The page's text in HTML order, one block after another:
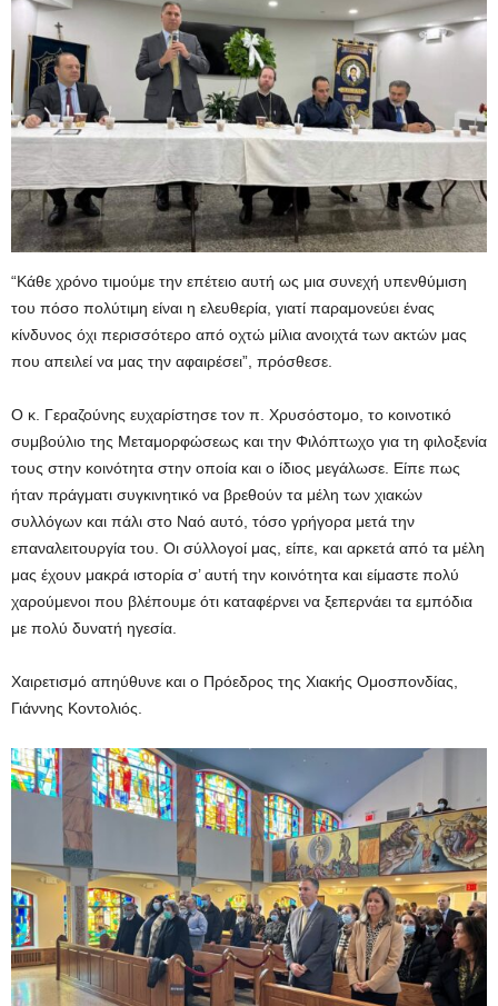
“Κάθε χρόνο τιμούμε την επέτειο αυτή ως μια συνεχή υπενθύμιση
του πόσο πολύτιμη είναι η ελευθερία, γιατί παραμονεύει ένας
κίνδυνος όχι περισσότερο από οχτώ μίλια ανοιχτά των ακτών μας
που απειλεί να μας την αφαιρέσει”, πρόσθεσε.
Ο κ. Γεραζούνης ευχαρίστησε τον π. Χρυσόστομο, το κοινοτικό
συμβούλιο της Μεταμορφώσεως και την Φιλόπτωχο για τη φιλοξενία
τους στην κοινότητα στην οποία και ο ίδιος μεγάλωσε. Είπε πως
ήταν πράγματι συγκινητικό να βρεθούν τα μέλη των χιακών
συλλόγων και πάλι στο Ναό αυτό, τόσο γρήγορα μετά την
επαναλειτουργία του. Οι σύλλογοί μας, είπε, και αρκετά από τα μέλη
μας έχουν μακρά ιστορία σ’ αυτή την κοινότητα και είμαστε πολύ
χαρούμενοι που βλέπουμε ότι καταφέρνει να ξεπερνάει τα εμπόδια
με πολύ δυνατή ηγεσία.
Χαιρετισμό απηύθυνε και ο Πρόεδρος της Χιακής Ομοσπονδίας,
Γιάννης Κοντολιός.